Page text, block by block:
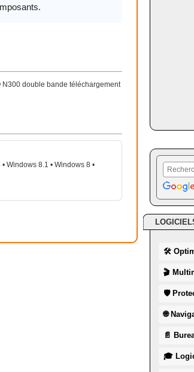
N300 double bande téléchargement
Windows 8.1 • Windows 8 •
🛠
🎬
🛡
🌐
📄
🎓